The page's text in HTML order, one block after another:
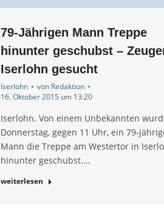
79-Jährigen Mann Treppe
hinunter geschubst –
Iserlohn gesucht
Iserlohn von Redaktion
16. Oktober 2015 um 13:20
Iserlohn. Von einem Unbekannten
Donnerstag, gegen 11 Uhr, ein 79-
Mann die Treppe am Westertor in
hinunter geschubst.…
weiterlesen